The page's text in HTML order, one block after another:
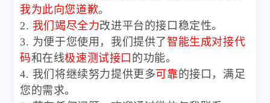
我为此向您道歉。
2. 我们竭尽全力改进平台的接口稳定性。
3. 为便于您使用，我们提供了智能生成对接代
码和在线极速测试接口 的功能。
4. 我们将继续努力提供更多可靠的接口，满足
您的需求。